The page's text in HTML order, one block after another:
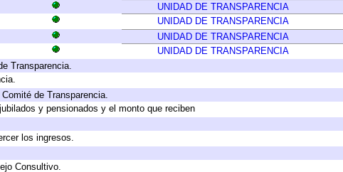
UNIDAD DE TRANSPARENCIA
UNIDAD DE TRANSPARENCIA
UNIDAD DE TRANSPARENCIA
UNIDAD DE TRANSPARENCIA
Transparencia.
de Transparencia.
y pensionados y el monto que reciben
los ingresos.
Consultivo.